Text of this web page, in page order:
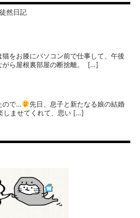
然日記
をお膝にパソコン前で仕事して、午後
がら屋根裏部屋の断捨離。⁡ ⁡ […]
ので…
⁡⁡先日、息子と新たなる娘の結婚
しませてくれて、思い […]